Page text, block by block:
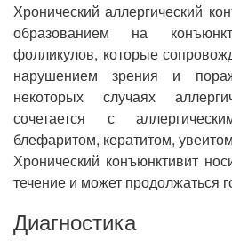
Хронический аллергический
образованием на
фолликулов, которые
нарушением зрения и
некоторых случаях
сочетается с
блефаритом, кератитом,
Хронический конъюнктивит
течение и может продолжаться
Диагностика